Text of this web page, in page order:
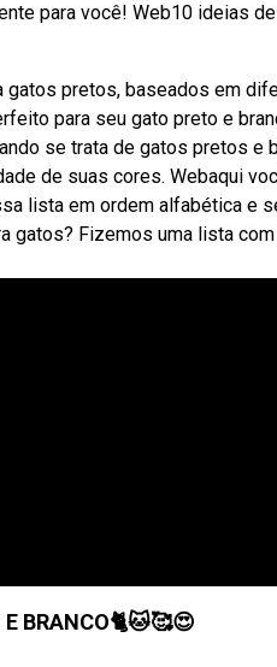
para você! Web10 ideias
gatos pretos, baseados em
para seu gato preto e
se trata de gatos pretos e
de suas cores. Webaqui
lista em ordem alfabética e
gatos? Fizemos uma lista
BRANCO🐈🐱🥰😍